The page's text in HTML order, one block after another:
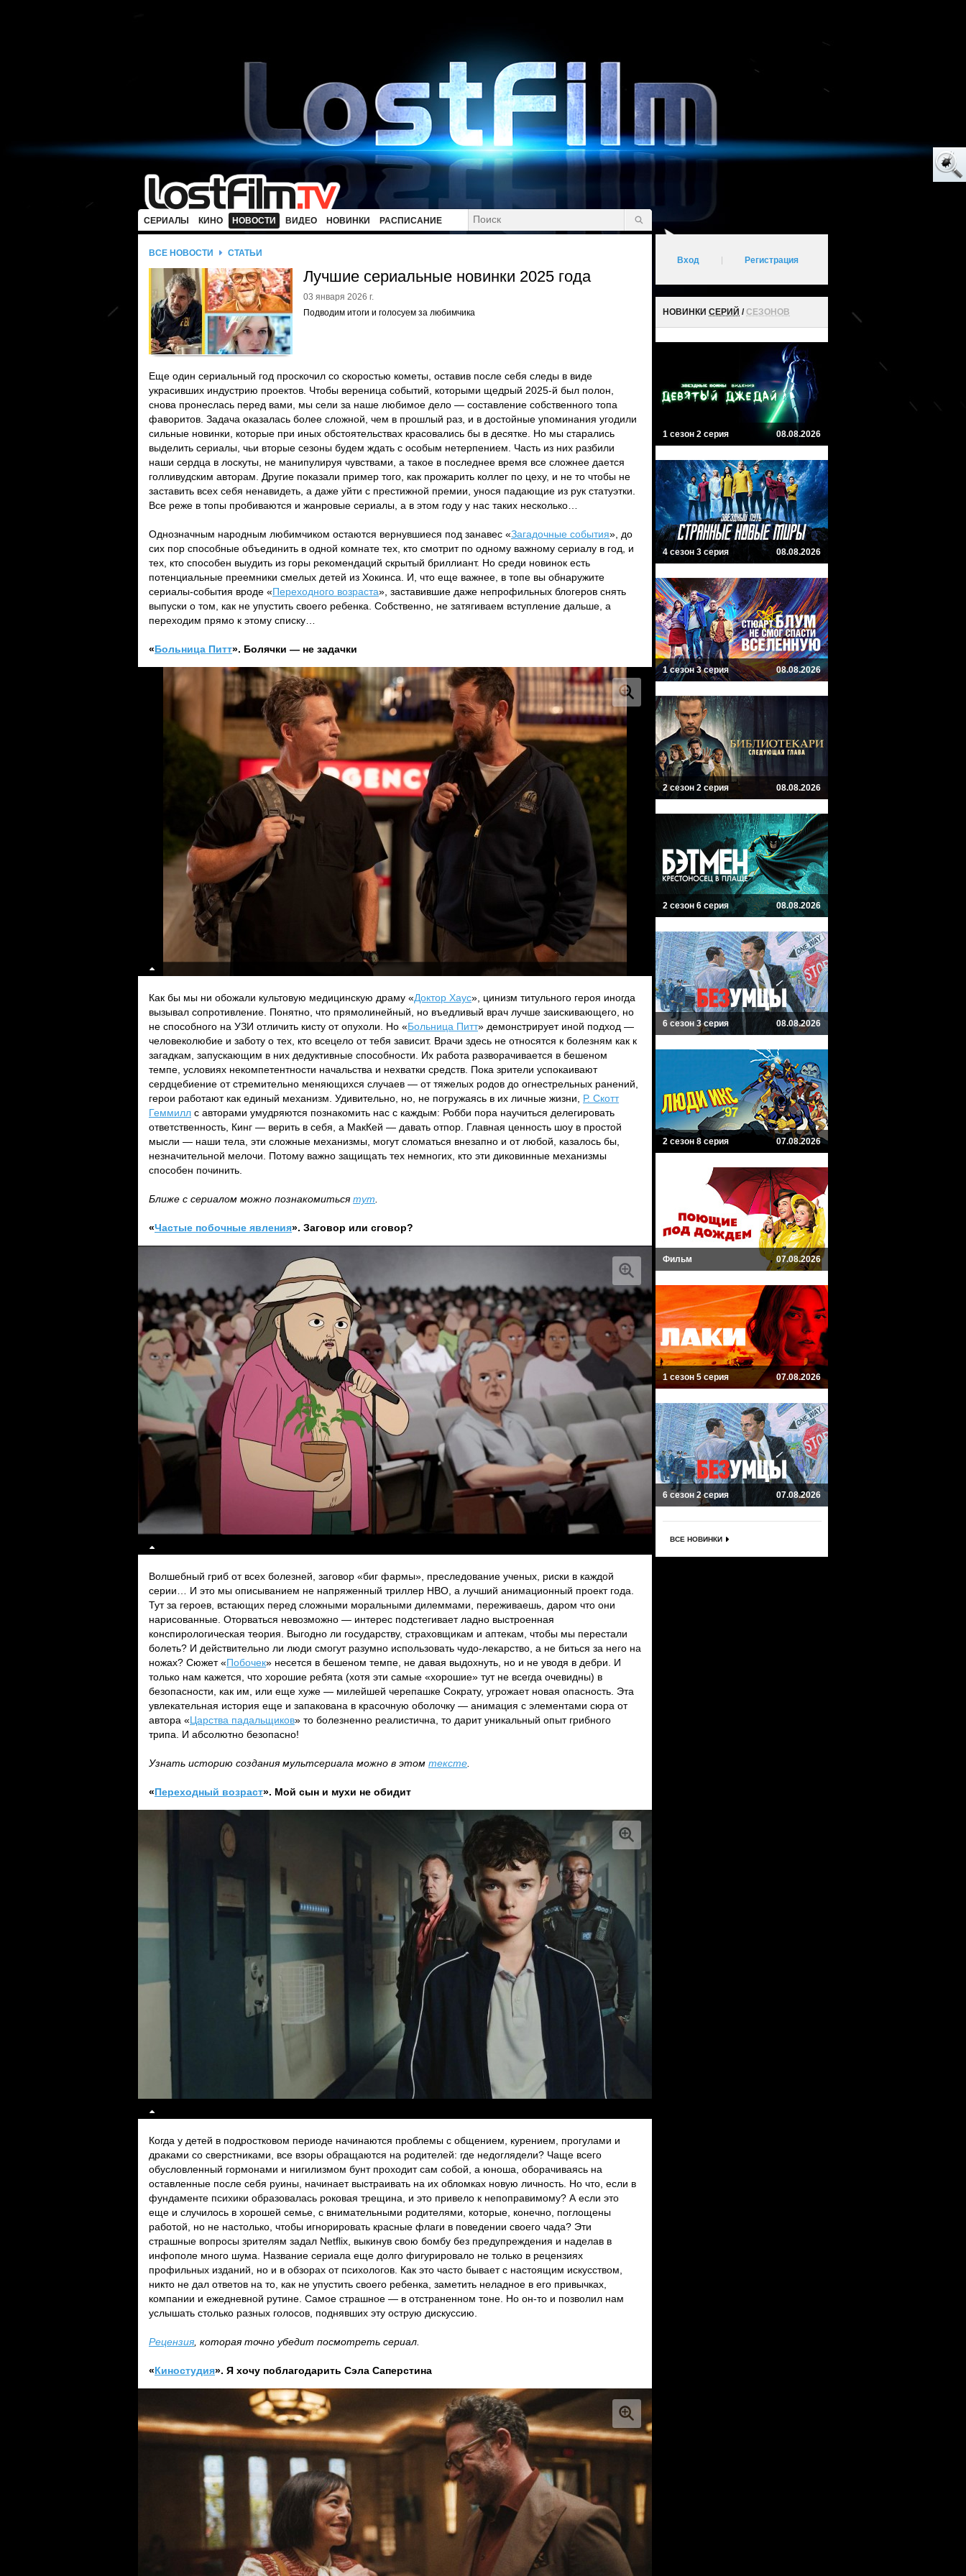
СЕРИАЛЫ КИНО НОВОСТИ ВИДЕО НОВИНКИ РАСПИСАНИЕ
ВСЕ НОВОСТИ СТАТЬИ
Лучшие сериальные новинки 2025 года
03 января 2026 г.
Подводим итоги и голосуем за любимчика
Еще один сериальный год проскочил со скоростью кометы, оставив после себя следы в виде
украсивших индустрию проектов. Чтобы вереница событий, которыми щедрый 2025-й был полон,
снова пронеслась перед вами, мы сели за наше любимое дело — составление собственного топа
фаворитов. Задача оказалась более сложной, чем в прошлый раз, и в достойные упоминания угодили
сильные новинки, которые при иных обстоятельствах красовались бы в десятке. Но мы старались
выделить сериалы, чьи вторые сезоны будем ждать с особым нетерпением. Часть из них разбили
наши сердца в лоскуты, не манипулируя чувствами, а такое в последнее время все сложнее дается
голливудским авторам. Другие показали пример того, как прожарить коллег по цеху, и не то чтобы не
заставить всех себя ненавидеть, а даже уйти с престижной премии, унося падающие из рук статуэтки.
Все реже в топы пробиваются и жанровые сериалы, а в этом году у нас таких несколько…
Однозначным народным любимчиком остаются вернувшиеся под занавес «Загадочные события», до
сих пор способные объединить в одной комнате тех, кто смотрит по одному важному сериалу в год, и
тех, кто способен выудить из горы рекомендаций скрытый бриллиант. Но среди новинок есть
потенциальные преемники смелых детей из Хокинса. И, что еще важнее, в топе вы обнаружите
сериалы-события вроде «Переходного возраста», заставившие даже непрофильных блогеров снять
выпуски о том, как не упустить своего ребенка. Собственно, не затягиваем вступление дальше, а
переходим прямо к этому списку…
«Больница Питт». Болячки — не задачки
Как бы мы ни обожали культовую медицинскую драму «Доктор Хаус», цинизм титульного героя иногда
вызывал сопротивление. Понятно, что прямолинейный, но въедливый врач лучше заискивающего, но
не способного на УЗИ отличить кисту от опухоли. Но «Больница Питт» демонстрирует иной подход —
человеколюбие и заботу о тех, кто всецело от тебя зависит. Врачи здесь не относятся к болезням как к
загадкам, запускающим в них дедуктивные способности. Их работа разворачивается в бешеном
темпе, условиях некомпетентности начальства и нехватки средств. Пока зрители успокаивают
сердцебиение от стремительно меняющихся случаев — от тяжелых родов до огнестрельных ранений,
герои работают как единый механизм. Удивительно, но, не погружаясь в их личные жизни, Р. Скотт
Геммилл с авторами умудряются познакомить нас с каждым: Робби пора научиться делегировать
ответственность, Кинг — верить в себя, а МакКей — давать отпор. Главная ценность шоу в простой
мысли — наши тела, эти сложные механизмы, могут сломаться внезапно и от любой, казалось бы,
незначительной мелочи. Потому важно защищать тех немногих, кто эти диковинные механизмы
способен починить.
Ближе с сериалом можно познакомитьсятут
«Частые побочные явления». Заговор или сговор?
Волшебный гриб от всех болезней, заговор «биг фармы», преследование ученых, риски в каждой
серии… И это мы описыванием не напряженный триллер HBO, а лучший анимационный проект года.
Тут за героев, встающих перед сложными моральными дилеммами, переживаешь, даром что они
нарисованные. Оторваться невозможно — интерес подстегивает ладно выстроенная
конспирологическая теория. Выгодно ли государству, страховщикам и аптекам, чтобы мы перестали
болеть? И действительно ли люди смогут разумно использовать чудо-лекарство, а не биться за него на
ножах? Сюжет «Побочек» несется в бешеном темпе, не давая выдохнуть, но и не уводя в дебри. И
только нам кажется, что хорошие ребята (хотя эти самые «хорошие» тут не всегда очевидны) в
безопасности, как им, или еще хуже — милейшей черепашке Сократу, угрожает новая опасность. Эта
увлекательная история еще и запакована в красочную оболочку — анимация с элементами сюра от
автора «Царства падальщиков» то болезненно реалистична, то дарит уникальный опыт грибного
трипа. И абсолютно безопасно!
Узнать историю создания мультсериала можно в этом тексте
«Переходный возраст». Мой сын и мухи не обидит
Когда у детей в подростковом периоде начинаются проблемы с общением, курением, прогулами и
драками со сверстниками, все взоры обращаются на родителей: где недоглядели? Чаще всего
обусловленный гормонами и нигилизмом бунт проходит сам собой, а юноша, оборачиваясь на
оставленные после себя руины, начинает выстраивать на их обломках новую личность. Но что, если в
фундаменте психики образовалась роковая трещина, и это привело к непоправимому? А если это
еще и случилось в хорошей семье, с внимательными родителями, которые, конечно, поглощены
работой, но не настолько, чтобы игнорировать красные флаги в поведении своего чада? Эти
страшные вопросы зрителям задал Netflix, выкинув свою бомбу без предупреждения и наделав в
инфополе много шума. Название сериала еще долго фигурировало не только в рецензиях
профильных изданий, но и в обзорах от психологов. Как это часто бывает с настоящим искусством,
никто не дал ответов на то, как не упустить своего ребенка, заметить неладное в его привычках,
компании и ежедневной рутине. Самое страшное — в отстраненном тоне. Но он-то и позволил нам
услышать столько разных голосов, поднявших эту острую дискуссию.
Рецензия , которая точно убедит посмотреть сериал.
«Киностудия». Я хочу поблагодарить Сэла Саперстина
Вход Регистрация
НОВИНКИ СЕРИЙ /СЕЗОНОВ
1 сезон 2 серия 08.08.2026
4 сезон 3 серия 08.08.2026
1 сезон 3 серия 08.08.2026
2 сезон 2 серия 08.08.2026
2 сезон 6 серия 08.08.2026
6 сезон 3 серия 08.08.2026
2 сезон 8 серия 07.08.2026
Фильм 07.08.2026
1 сезон 5 серия 07.08.2026
6 сезон 2 серия 07.08.2026
ВСЕ НОВИНКИ